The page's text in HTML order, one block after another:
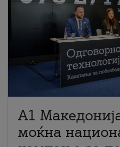
A1
моќна